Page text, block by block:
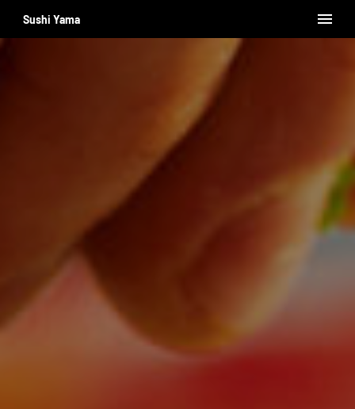
Sushi Yama